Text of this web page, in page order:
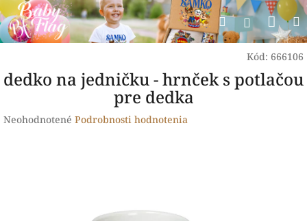
Prejsť
na
obsah
Hľadať
Kód: 666106
dedko na jedničku - hrnček s potlačou
pre dedka
Priemerné
Neohodnotené Podrobnosti hodnotenia